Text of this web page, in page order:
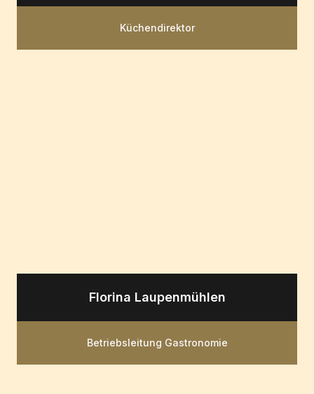
Küchendirektor
Florina Laupenmühlen
Betriebsleitung Gastronomie